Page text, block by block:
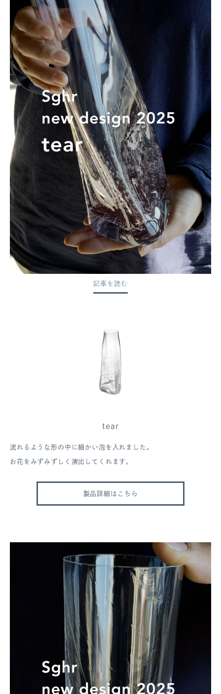
記事を読む
tear
流れるような形の中に細かい泡を入れました。
お花をみずみずしく演出してくれます。
製品詳細はこちら